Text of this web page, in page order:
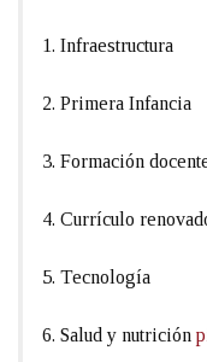
1. Infraestructura
2. Primera Infancia
3. Formación
4. Currículo
5. Tecnología
6. Salud y nutrición